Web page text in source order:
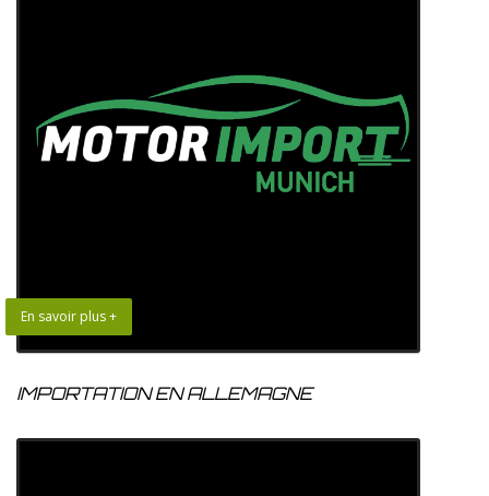
En savoir plus +
IMPORTATION EN ALLEMAGNE